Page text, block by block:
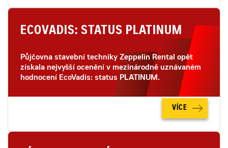
ECOVADIS: STATUS PLATINUM
Půjčovna stavební techniky Zeppelin Rental opět
získala nejvyšší ocenění v mezinárodně uznávaném
hodnocení EcoVadis: status PLATINUM.
VÍCE